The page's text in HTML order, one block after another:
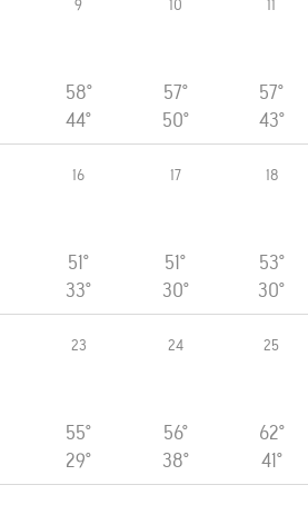
9
58°
44°
10
57°
50°
11
57°
43°
16
51°
33°
17
51°
30°
18
53°
30°
23
55°
29°
24
56°
38°
25
62°
41°